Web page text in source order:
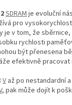
SDRAM je evoluční
pro
je v tom, že
rychlosti
být přenesena
efektivně pracovat
V až po nestandardní
, pak může dojít k